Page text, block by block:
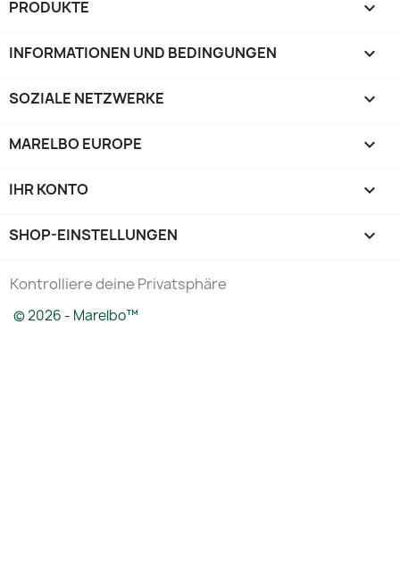
PRODUKTE 
INFORMATIONEN UND BEDINGUNGEN 
SOZIALE NETZWERKE 
MARELBO EUROPE 
IHR KONTO 
SHOP-EINSTELLUNGEN keyboard_arrow_down
Kontrolliere deine Privatsphäre
© 2026 - Marelbo™